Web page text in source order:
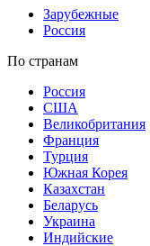
Зарубежные
Россия
По странам
Россия
США
Великобритания
Франция
Турция
Южная Корея
Казахстан
Беларусь
Украина
Индийские